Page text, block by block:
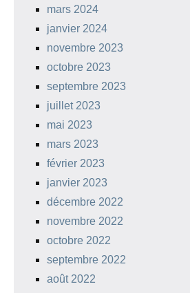
mars 2024
janvier 2024
novembre 2023
octobre 2023
septembre 2023
juillet 2023
mai 2023
mars 2023
février 2023
janvier 2023
décembre 2022
novembre 2022
octobre 2022
septembre 2022
août 2022